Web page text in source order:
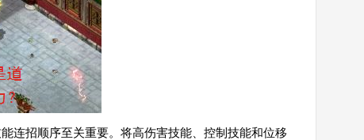
连招顺序至关重要。将高伤害技能、控制技能和位移